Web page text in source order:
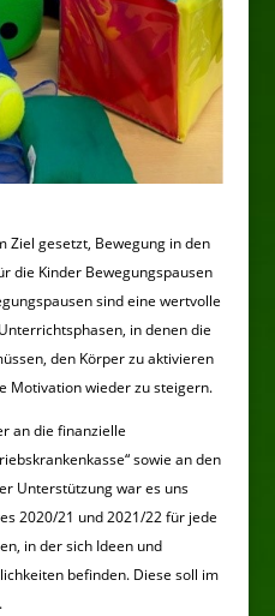
Ziel gesetzt, Bewegung in den
die Kinder Bewegungspausen
sind eine wertvolle
in denen die
den Körper zu aktivieren
Motivation wieder zu steigern.
an die finanzielle
sowie an den
Unterstützung war es uns
2020/21 und 2021/22 für jede
in der sich Ideen und
befinden. Diese soll im